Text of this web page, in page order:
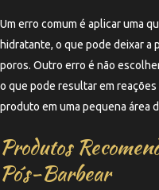
Um erro comum é aplicar uma
hidratante, o que pode deixar a
poros. Outro erro é não
o que pode resultar em
produto em uma pequena área
Produtos
Pós-Barbear